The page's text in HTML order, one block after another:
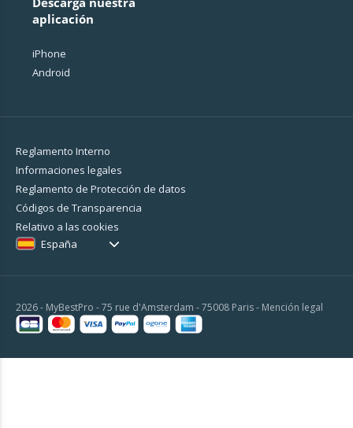
aplicación
iPhone
Android
Reglamento Interno
Informaciones legales
Reglamento de Protección de datos
Códigos de Transparencia
Relativo a las cookies
España
2026 - MyBestPro - 75 rue d'Amsterdam - 75008 Paris - Mención legal